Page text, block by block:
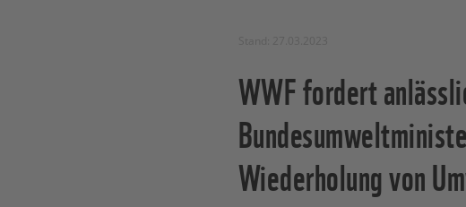
WWF fordert
Wiederholung von